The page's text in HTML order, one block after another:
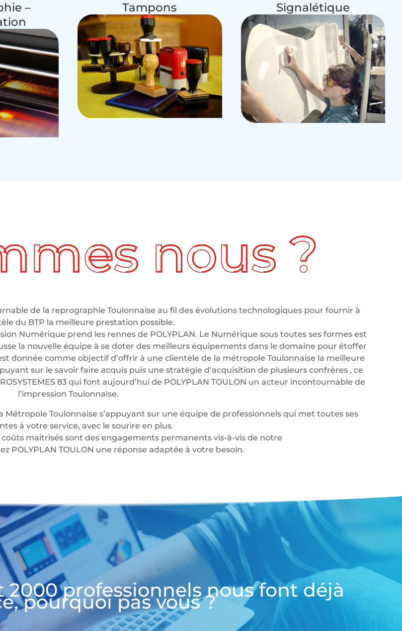
–
Tampons Signalétique
de la reprographie Toulonnaise au fil des évolutions technologiques pour fournir à
du BTP la meilleure prestation possible.
Numérique prend les rennes de POLYPLAN. Le Numérique sous toutes ses formes est
la nouvelle équipe à se doter des meilleurs équipements dans le domaine pour étoffer
donnée comme objectif d’offrir à une clientèle de la métropole Toulonnaise la meilleure
sur le savoir faire acquis puis une stratégie d’acquisition de plusieurs confrères , ce
83 qui font aujourd’hui de POLYPLAN TOULON un acteur incontournable de
l’impression Toulonnaise.
Toulonnaise s’appuyant sur une équipe de professionnels qui met toutes ses
à votre service, avec le sourire en plus.
maitrisés sont des engagements permanents vis-à-vis de notre
POLYPLAN TOULON une réponse adaptée à votre besoin.
2000 professionnels nous font déjà
pourquoi pas vous ?